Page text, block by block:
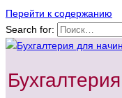
Перейти к содержанию
Search for: